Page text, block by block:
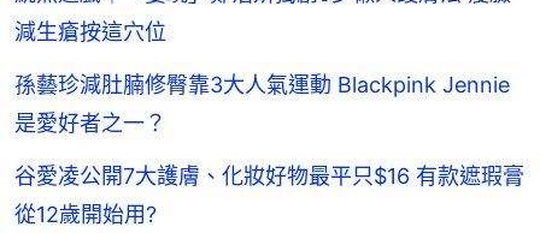
減生瘡按這穴位
孫藝珍減肚腩修臀靠3大人氣運動 Blackpink Jennie
是愛好者之一？
谷愛凌公開7大護膚、化妝好物最平只$16 有款遮瑕膏
從12歲開始用?